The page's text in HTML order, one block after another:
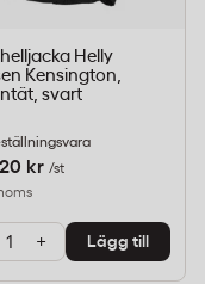
Helly
Kensington,
svart
kr /st
+ Lägg till